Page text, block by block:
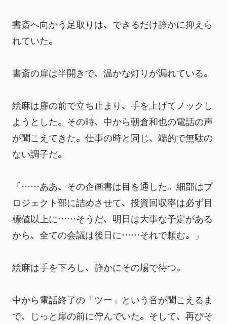
書斎へ向かう足取りは、できるだけ静かに抑えら
れていた。
書斎の扉は半開きで、温かな灯りが漏れている。
絵麻は扉の前で立ち止まり、手を上げてノックし
ようとした。その時、中から朝倉和也の電話の声
が聞こえてきた。仕事の時と同じ、端的で無駄の
ない調子だ。
「……ああ、その企画書は目を通した。細部はプ
ロジェクト部に詰めさせて、投資回収率は必ず目
標値以上に……そうだ、明日は大事な予定がある
から、全ての会議は後日に……それで頼む。」
絵麻は手を下ろし、静かにその場で待つ。
中から電話終了の「ツー」という音が聞こえるま
で、じっと扉の前に佇んでいた。そして、再びそ